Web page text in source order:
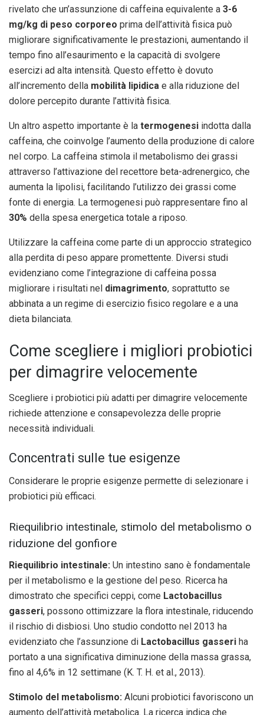
rivelato che un’assunzione di caffeina equivalente a 3-6
mg/kg di peso corporeo prima dell’attività fisica può
migliorare significativamente le prestazioni, aumentando il
tempo fino all’esaurimento e la capacità di svolgere
esercizi ad alta intensità. Questo effetto è dovuto
all’incremento della mobilità lipidica e alla riduzione del
dolore percepito durante l’attività fisica.
Un altro aspetto importante è la termogenesi indotta dalla
caffeina, che coinvolge l’aumento della produzione di calore
nel corpo. La caffeina stimola il metabolismo dei grassi
attraverso l’attivazione del recettore beta-adrenergico, che
aumenta la lipolisi, facilitando l’utilizzo dei grassi come
fonte di energia. La termogenesi può rappresentare fino al
30% della spesa energetica totale a riposo.
Utilizzare la caffeina come parte di un approccio strategico
alla perdita di peso appare promettente. Diversi studi
evidenziano come l’integrazione di caffeina possa
migliorare i risultati nel dimagrimento, soprattutto se
abbinata a un regime di esercizio fisico regolare e a una
dieta bilanciata.
Come scegliere i migliori probiotici
per dimagrire velocemente
Scegliere i probiotici più adatti per dimagrire velocemente
richiede attenzione e consapevolezza delle proprie
necessità individuali.
Concentrati sulle tue esigenze
Considerare le proprie esigenze permette di selezionare i
probiotici più efficaci.
Riequilibrio intestinale, stimolo del metabolismo o
riduzione del gonfiore
Riequilibrio intestinale: Un intestino sano è fondamentale
per il metabolismo e la gestione del peso. Ricerca ha
dimostrato che specifici ceppi, come Lactobacillus
gasseri, possono ottimizzare la flora intestinale, riducendo
il rischio di disbiosi. Uno studio condotto nel 2013 ha
evidenziato che l’assunzione di Lactobacillus gasseri ha
portato a una significativa diminuzione della massa grassa,
fino al 4,6% in 12 settimane (K. T. H. et al., 2013).
Stimolo del metabolismo: Alcuni probiotici favoriscono un
aumento dell’attività metabolica. La ricerca indica che